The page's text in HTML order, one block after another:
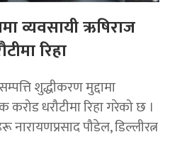
व्यवसायी ऋषिराज
रिहा
शुद्धीकरण मुद्दामा
धरौटीमा रिहा गरेको छ ।
पौडेल, डिल्लीरत्न